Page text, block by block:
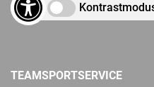
TEAMSPORTSERVICE